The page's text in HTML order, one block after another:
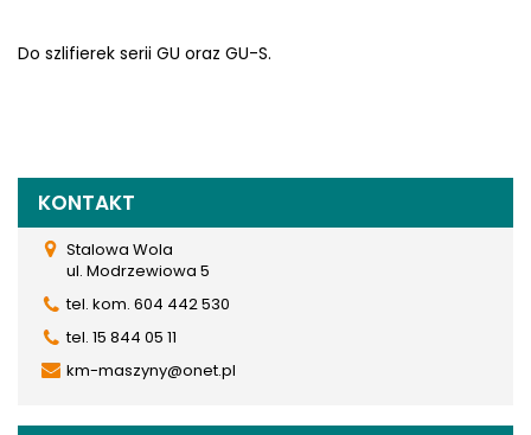
Do szlifierek serii GU oraz GU-S.
KONTAKT
Stalowa Wola
ul. Modrzewiowa 5
tel. kom. 604 442 530
tel. 15 844 05 11
km-maszyny@onet.pl